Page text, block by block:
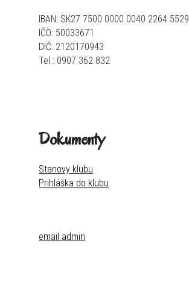
IBAN: SK27 7500 0000 0040 2264 5529
IČO: 50033671
DIČ: 2120170943
Tel.: 0907 362 832
Dokumenty
Stanovy klubu
Prihláška do klubu
email admin